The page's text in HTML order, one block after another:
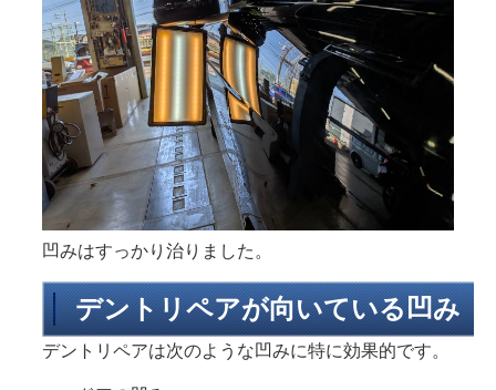
凹みはすっかり治りました。
デントリペアが向いている凹み
デントリペアは次のような凹みに特に効果的です。